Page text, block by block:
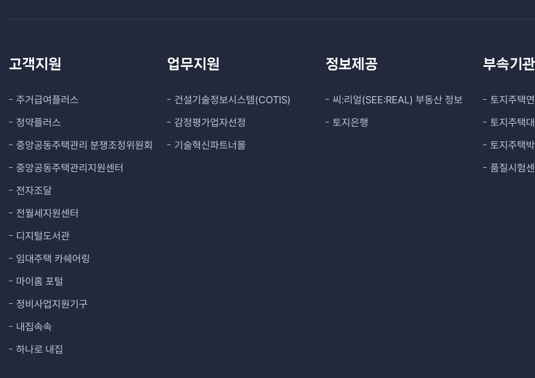
고객지원
주거급여플러스
청약플러스
중앙공동주택관리 분쟁조정위원회
중앙공동주택관리지원센터
전자조달
전월세지원센터
디지털도서관
임대주택 카쉐어링
마이홈 포털
정비사업지원기구
내집속속
하나로 내집
업무지원
건설기술정보시스템(COTIS)
감정평가업자선정
기술혁신파트너몰
정보제공
씨:리얼(SEE:REAL) 부동산 정보
토지은행
부속기
토지주택
토지주택
토지주택
품질시험